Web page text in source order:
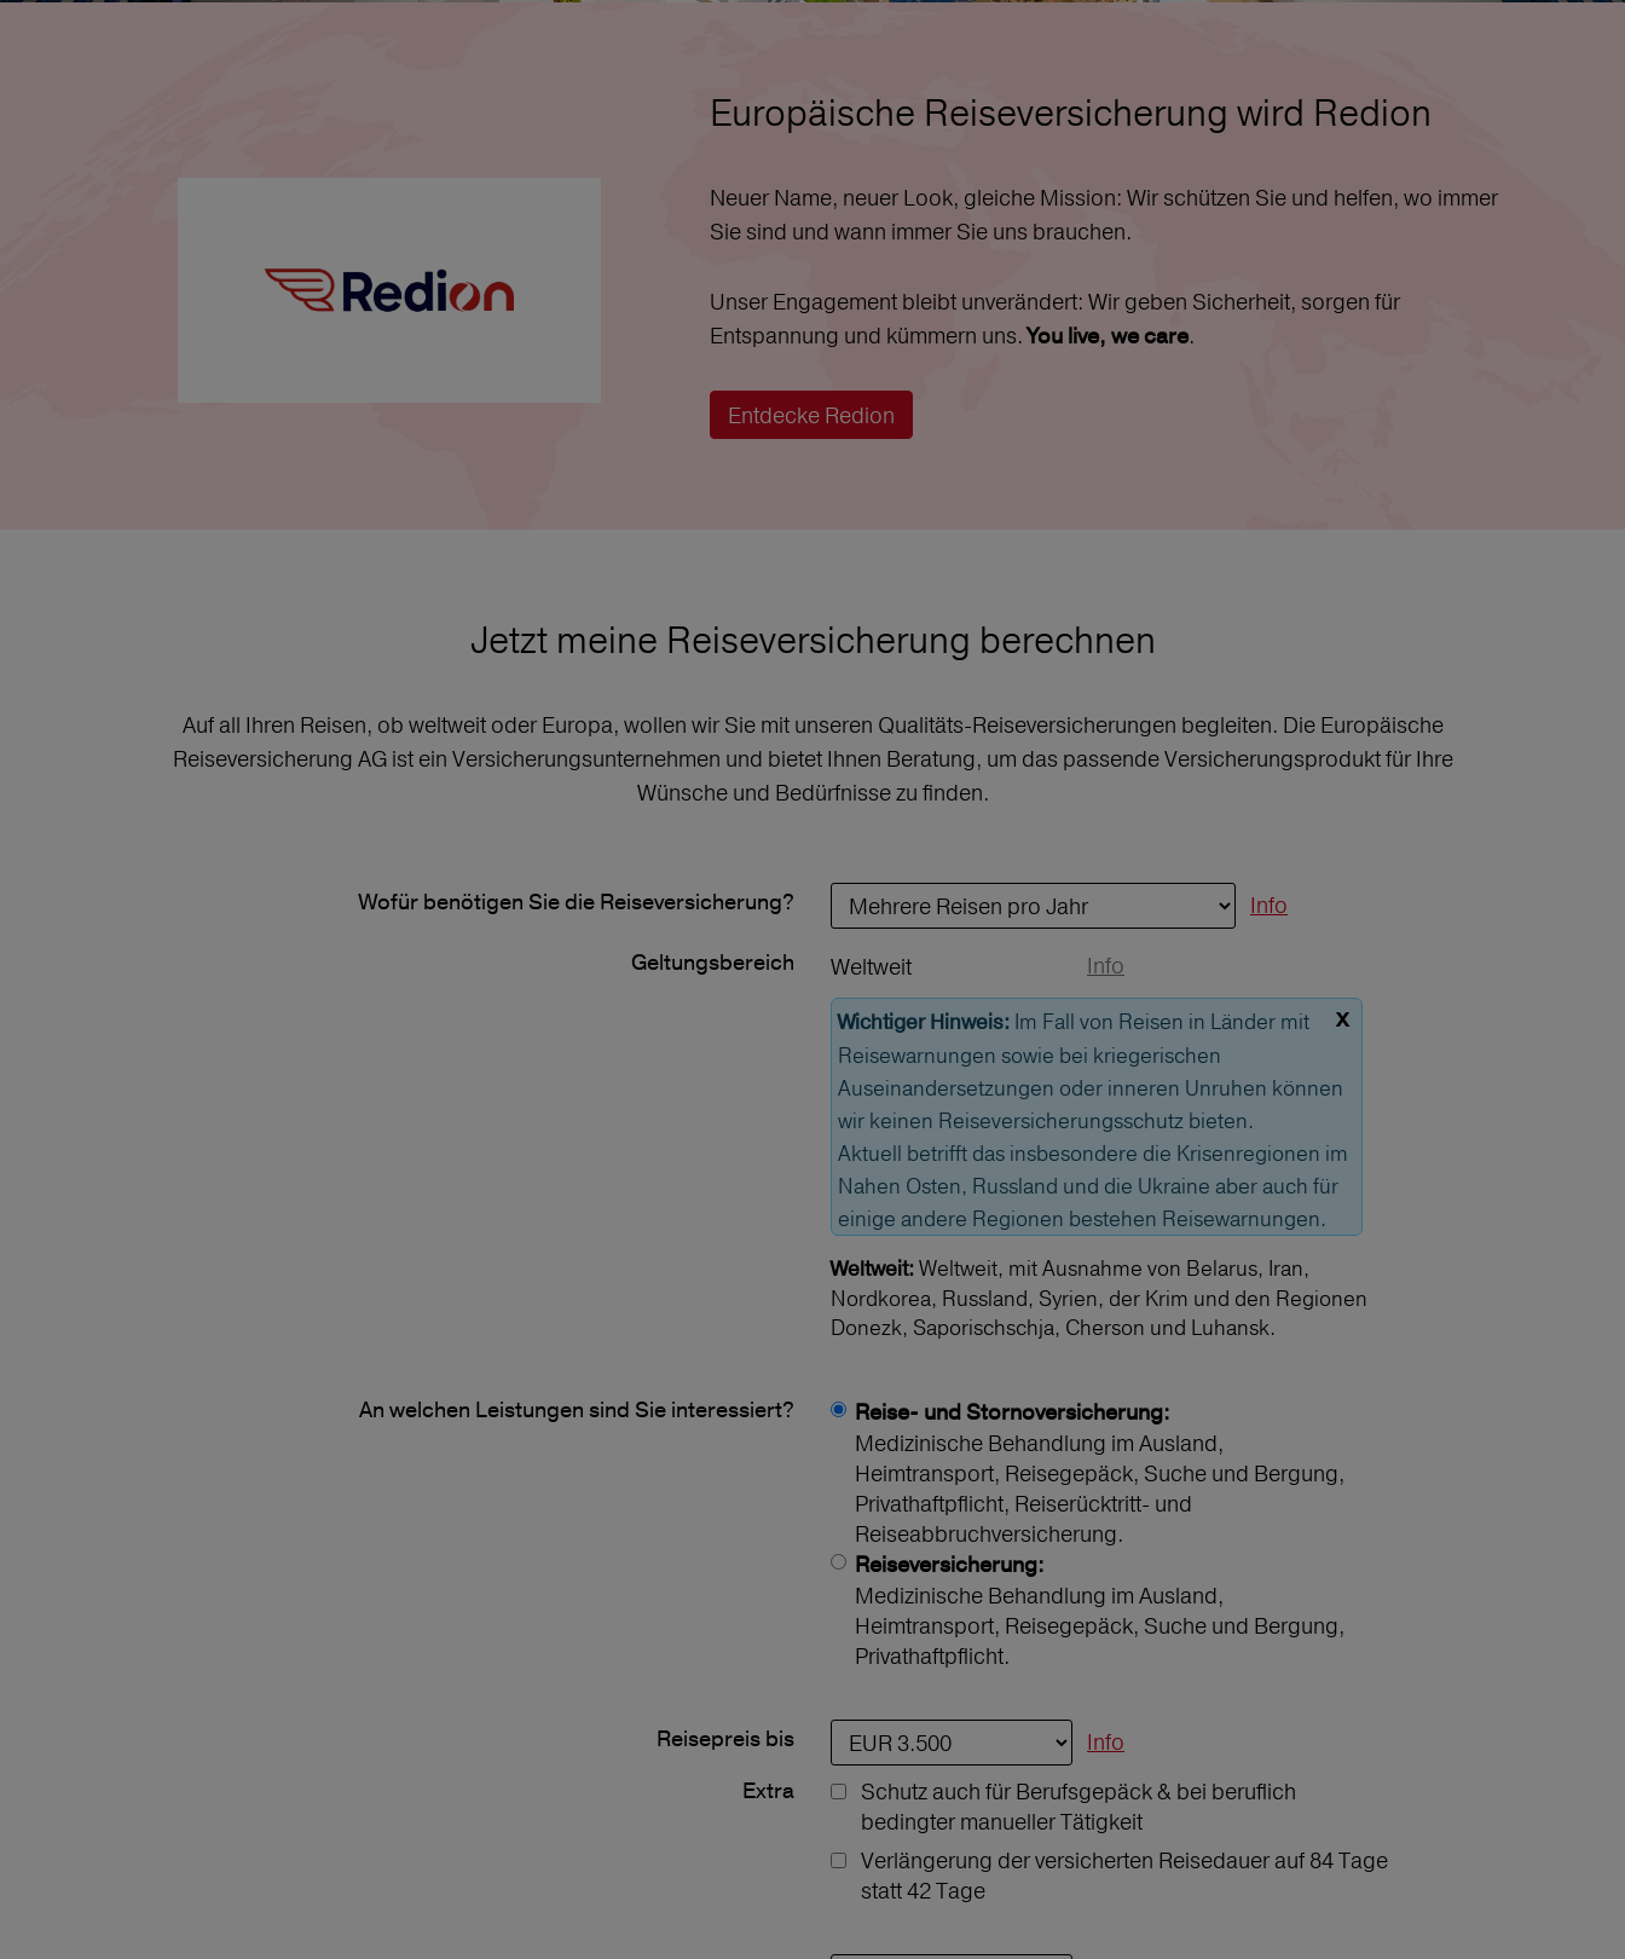
Europäische Reiseversicherung wird Redion
Neuer Name, neuer Look, gleiche Mission: Wir schützen Sie und helfen, wo immer
Sie sind und wann immer Sie uns brauchen.
Unser Engagement bleibt unverändert: Wir geben Sicherheit, sorgen für
Entspannung und kümmern uns.You live, we care.
Entdecke Redion
Jetzt meine Reiseversicherung berechnen
Auf all Ihren Reisen, ob weltweit oder Europa, wollen wir Sie mit unseren Qualitäts-Reiseversicherungen begleiten. Die Europäische
Reiseversicherung AG ist ein Versicherungsunternehmen und bietet Ihnen Beratung, um das passende Versicherungsprodukt für Ihre
Wünsche und Bedürfnisse zu finden.
Wofür benötigen Sie die Reiseversicherung? Info
Geltungs­bereich Weltweit Info
x
Wichtiger Hinweis: Im Fall von Reisen in Länder mit
Reisewarnungen sowie bei kriegerischen
Auseinandersetzungen oder inneren Unruhen können
wir keinen Reiseversicherungsschutz bieten.
Aktuell betrifft das insbesondere die Krisenregionen im
Nahen Osten, Russland und die Ukraine aber auch für
einige andere Regionen bestehen Reisewarnungen.
Weltweit: Weltweit, mit Ausnahme von Belarus, Iran,
Nordkorea, Russland, Syrien, der Krim und den Regionen
Donezk, Saporischschja, Cherson und Luhansk.
An welchen Leistungen sind Sie interessiert?
Reise- und Stornoversicherung:
Medizinische Behandlung im Ausland,
Heimtransport, Reisegepäck, Suche und Bergung,
Privathaftpflicht, Reiserücktritt- und
Reiseabbruchversicherung.
Reiseversicherung:
Medizinische Behandlung im Ausland,
Heimtransport, Reisegepäck, Suche und Bergung,
Privathaftpflicht.
Reisepreis bis
Info
Extra
Schutz auch für Berufsgepäck & bei beruflich
bedingter manueller Tätigkeit
Verlängerung der versicherten Reisedauer auf 84 Tage
statt 42 Tage